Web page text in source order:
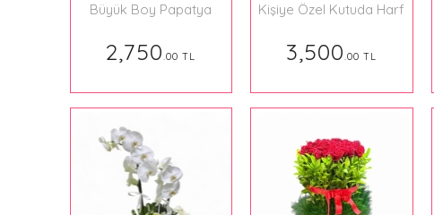
Büyük Boy Papatya
2,750.00 TL
Kişiye Özel Kutuda Harf
3,500.00 TL